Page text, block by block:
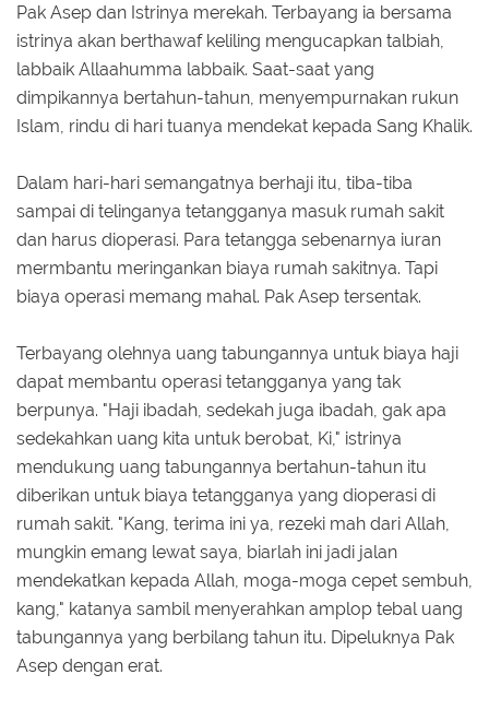
Pak Asep dan Istrinya merekah. Terbayang ia bersama
istrinya akan berthawaf keliling mengucapkan talbiah,
labbaik Allaahumma labbaik. Saat-saat yang
dimpikannya bertahun-tahun, menyempurnakan rukun
Islam, rindu di hari tuanya mendekat kepada Sang Khalik.
Dalam hari-hari semangatnya berhaji itu, tiba-tiba
sampai di telinganya tetangganya masuk rumah sakit
dan harus dioperasi. Para tetangga sebenarnya iuran
mermbantu meringankan biaya rumah sakitnya. Tapi
biaya operasi memang mahal. Pak Asep tersentak.
Terbayang olehnya uang tabungannya untuk biaya haji
dapat membantu operasi tetangganya yang tak
berpunya. "Haji ibadah, sedekah juga ibadah, gak apa
sedekahkan uang kita untuk berobat, Ki," istrinya
mendukung uang tabungannya bertahun-tahun itu
diberikan untuk biaya tetangganya yang dioperasi di
rumah sakit. "Kang, terima ini ya, rezeki mah dari Allah,
mungkin emang lewat saya, biarlah ini jadi jalan
mendekatkan kepada Allah, moga-moga cepet sembuh,
kang," katanya sambil menyerahkan amplop tebal uang
tabungannya yang berbilang tahun itu. Dipeluknya Pak
Asep dengan erat.